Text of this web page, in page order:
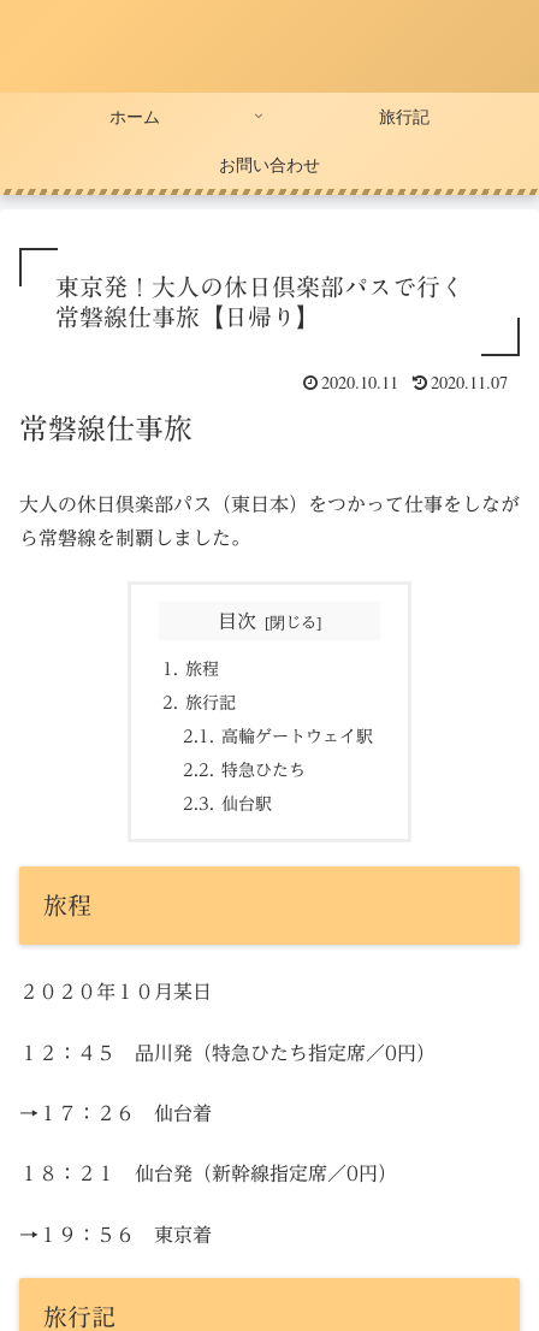
ホーム 旅行記
お問い合わせ
東京発！大人の休日倶楽部パスで行く
常磐線仕事旅【日帰り】
2020.10.11 2020.11.07
常磐線仕事旅
大人の休日倶楽部パス（東日本）をつかって仕事をしなが
ら常磐線を制覇しました。
目次
旅程
旅行記
高輪ゲートウェイ駅
特急ひたち
仙台駅
旅程
２０２０年１０月某日
１２：４５ 品川発（特急ひたち指定席／0円）
→１７：２６ 仙台着
１８：２１ 仙台発（新幹線指定席／0円）
→１９：５６ 東京着
旅行記